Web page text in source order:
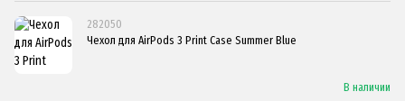
282050
Чехол для AirPods 3 Print Case Summer Blue
В наличии